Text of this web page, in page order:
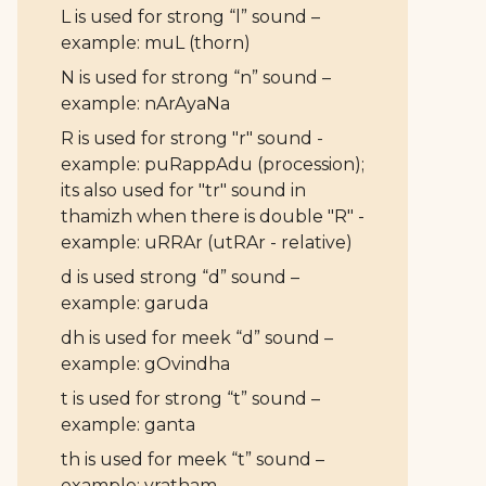
L is used for strong “l” sound –
example: muL (thorn)
N is used for strong “n” sound –
example: nArAyaNa
R is used for strong "r" sound -
example: puRappAdu (procession);
its also used for "tr" sound in
thamizh when there is double "R" -
example: uRRAr (utRAr - relative)
d is used strong “d” sound –
example: garuda
dh is used for meek “d” sound –
example: gOvindha
t is used for strong “t” sound –
example: ganta
th is used for meek “t” sound –